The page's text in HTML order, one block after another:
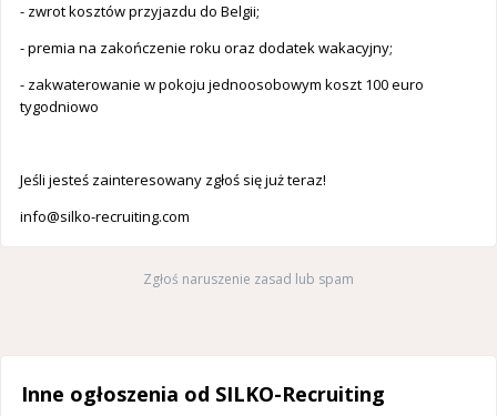
- zwrot kosztów przyjazdu do Belgii;
- premia na zakończenie roku oraz dodatek wakacyjny;
- zakwaterowanie w pokoju jednoosobowym koszt 100 euro
tygodniowo
Jeśli jesteś zainteresowany zgłoś się już teraz!
info@silko-recruiting.com
Zgłoś naruszenie zasad lub spam
Inne ogłoszenia od SILKO-Recruiting